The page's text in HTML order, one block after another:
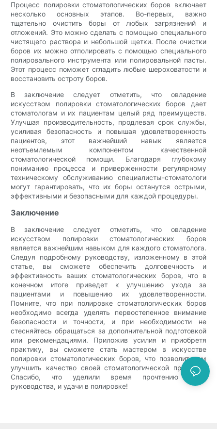
Процесс полировки стоматологических боров включает
несколько основных этапов. Во-первых, важно
тщательно очистить боры от любых загрязнений и
отложений. Это можно сделать с помощью специального
чистящего раствора и небольшой щетки. После очистки
боров их можно отполировать с помощью специального
полировального инструмента или полировальной пасты.
Этот процесс поможет сгладить любые шероховатости и
восстановить остроту боров.
В заключение следует отметить, что овладение
искусством полировки стоматологических боров дает
стоматологам и их пациентам целый ряд преимуществ.
Улучшая производительность, продлевая срок службы,
усиливая безопасность и повышая удовлетворенность
пациентов, этот важнейший навык является
неотъемлемым компонентом качественной
стоматологической помощи. Благодаря глубокому
пониманию процесса и приверженности регулярному
техническому обслуживанию специалисты-стоматологи
могут гарантировать, что их боры останутся острыми,
эффективными и безопасными для каждой процедуры.
Заключение
В заключение следует отметить, что овладение
искусством полировки стоматологических боров
является важнейшим навыком для каждого стоматолога.
Следуя подробному руководству, изложенному в этой
статье, вы сможете обеспечить долговечность и
эффективность ваших стоматологических боров, что в
конечном итоге приведет к улучшению ухода за
пациентами и повышению их удовлетворенности.
Помните, что при полировке стоматологических боров
необходимо всегда уделять первостепенное внимание
безопасности и точности, и при необходимости не
стесняйтесь обращаться за дополнительной подготовкой
или рекомендациями. Приложив усилия и приобретя
практику, вы сможете стать мастером в искусстве
полировки стоматологических боров, что позволит вам
улучшить качество своей стоматологической практики.
Спасибо, что уделили время прочтению этого
руководства, и удачи в полировке!